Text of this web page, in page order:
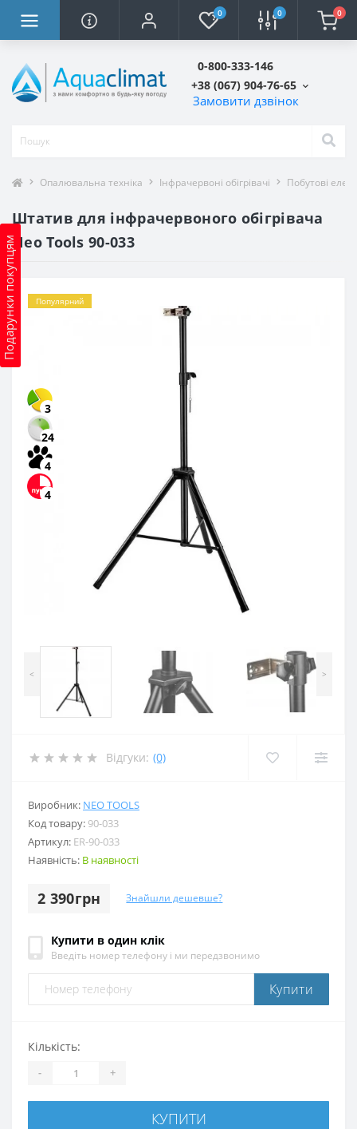
0 0 0
0-800-333-146
+38 (067) 904-76-65
Замовити дзвінок
Подарунки покупцям
Опалювальна техніка Інфрачервоні обігрівачі Побутові
Штатив для інфрачервоного обігрівача
Neo Tools 90-033
Популярний
3
24
4
4
< >
Відгуки: (0)
Виробник: NEO TOOLS
Код товару: 90-033
Артикул: ER-90-033
Наявність: В наявності
2 390грн Знайшли дешевше?
Купити в один клік
Введіть номер телефону і ми передзвонимо
Купити
Кількість:
- +
КУПИТИ